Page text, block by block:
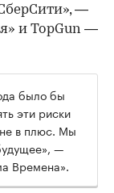
—
и TopGun —
было бы
эти риски
в плюс. Мы
—
Времена».